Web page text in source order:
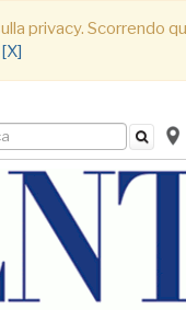
privacy. Scorrendo